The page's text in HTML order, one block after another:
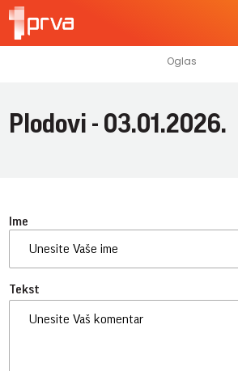
Plodovi - 03.01.2026.
Ime
Tekst